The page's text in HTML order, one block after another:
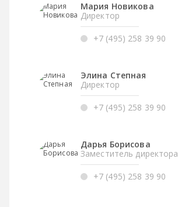
Мария Новикова
Директор
+7 (495) 258 39 90
Элина Степная
Директор
+7 (495) 258 39 90
Дарья Борисова
Заместитель директора
+7 (495) 258 39 90